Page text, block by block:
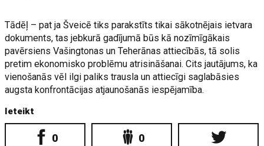
Tādēļ – pat ja Šveicē tiks parakstīts tikai sākotnējais ietvara
dokuments, tas jebkurā gadījumā būs kā nozīmīgākais
pavērsiens Vašingtonas un Teherānas attiecībās, tā solis
pretim ekonomisko problēmu atrisināšanai. Cits jautājums, ka
vienošanās vēl ilgi paliks trausla un attiecīgi saglabāsies
augsta konfrontācijas atjaunošanās iespējamība.
Ieteikt
0 0